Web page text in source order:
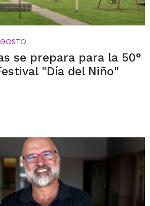
se prepara para la 50°
"Día del Niño"